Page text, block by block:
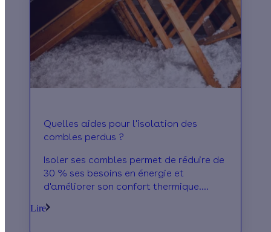
Quelles aides pour l'isolation des
combles perdus ?
Isoler ses combles permet de réduire de
30 % ses besoins en énergie et
d'améliorer son confort thermique.
réaliser !
Lire